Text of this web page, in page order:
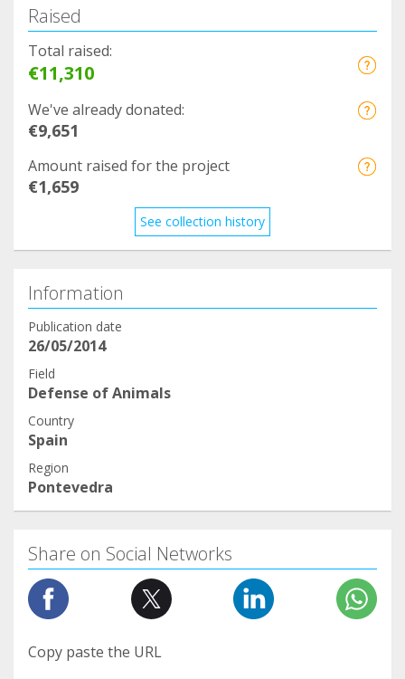
Raised
Total raised:
€11,310
We've already donated:
€9,651
Amount raised for the project
€1,659
See collection history
Information
Publication date
26/05/2014
Field
Defense of Animals
Country
Spain
Region
Pontevedra
Share on Social Networks
Copy paste the URL